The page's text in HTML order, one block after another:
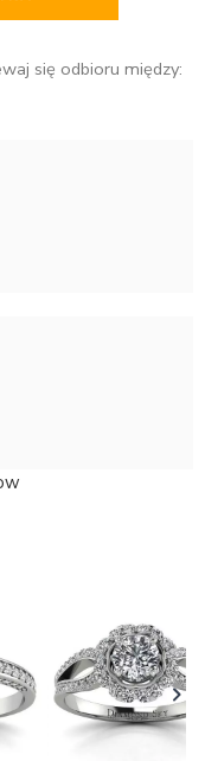
się odbioru między: